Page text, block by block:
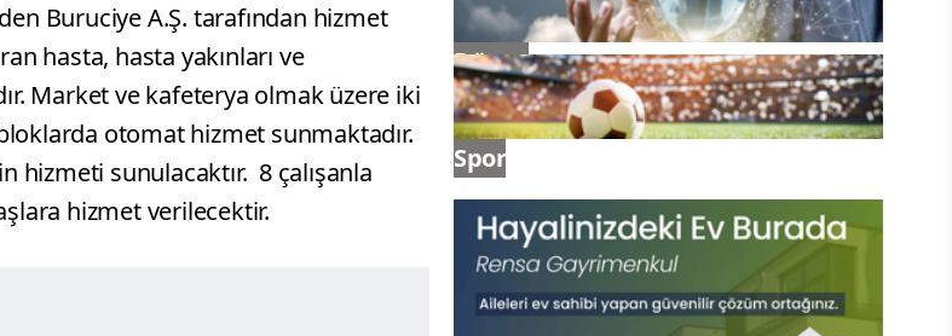
Buruciye A.Ş. tarafından hizmet
hasta, hasta yakınları ve
Market ve kafeterya olmak üzere iki
otomat hizmet sunmaktadır.
hizmeti sunulacaktır. 8 çalışanla
hizmet verilecektir.
Dünya
Spor